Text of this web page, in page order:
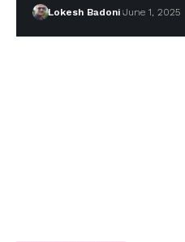
Lokesh Badoni June 1, 2025